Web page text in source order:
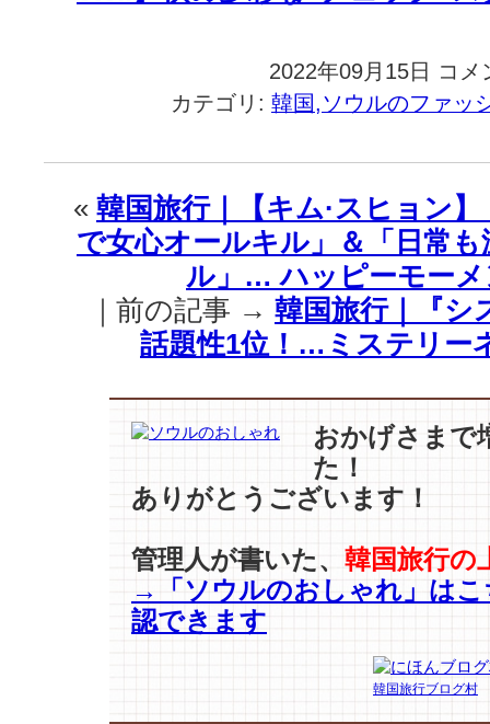
2022年09月15日
韓
旅
｜
ン・
ミ
ン
ョ
ン
-
ア
etc..】
涼
今
ち
ょ
着
や
コメ
カテゴリ: 韓国,ソウルのファッ
« 韓国旅行｜【キム·スヒョン
で女心オールキル」＆「日常
ル」… ハッピーモーメ
｜前の記事 → 韓国旅行｜『シ
話題性1位！…ミステリー
おかげさまで
た！
ありがとうございます！
管理人が書いた、 韓国旅行の
→「ソウルのおしゃれ」はこ
認できます
韓国旅行ブログ村